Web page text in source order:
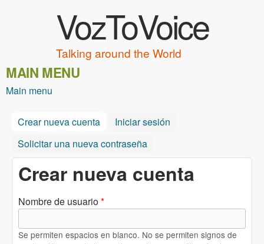
VozToVoice
Talking around the World
MAIN MENU
Main menu
Crear nueva cuenta (solapa activa)
Iniciar sesión
Solicitar una nueva contraseña
Crear nueva cuenta
Nombre de usuario*
Se permiten espacios en blanco. No se permiten signos de